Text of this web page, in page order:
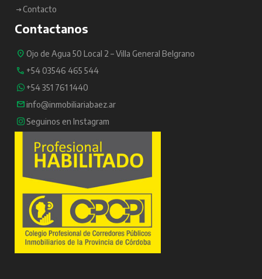
Contacto
Contactanos
Ojo de Agua 50 Local 2 – Villa General Belgrano
+54 03546 465 544
+54 351 761 1440
info@inmobiliariabaez.ar
Seguinos en Instagram